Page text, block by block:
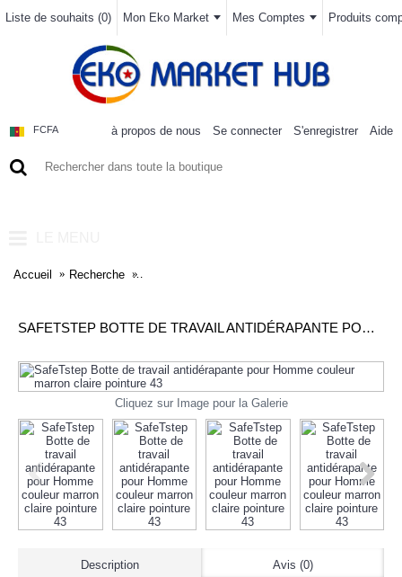
Liste de souhaits (0) Mon Eko Market Mes Comptes Produits
FCFA à propos de nous Se connecter S'enregistrer Aide
Accueil Recherche SafeTstep Botte de travail antidérapante pour
SAFETSTEP BOTTE DE TRAVAIL ANTIDÉRAPANTE POUR HOMME COULEUR MARRON CLAIRE POINTURE 43
Cliquez sur Image pour la Galerie
Description Avis (0)